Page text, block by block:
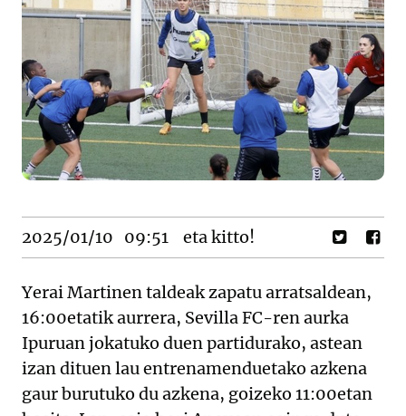
2025/01/10 09:51 eta kitto!
Yerai Martinen taldeak zapatu arratsaldean,
16:00etatik aurrera, Sevilla FC-ren aurka
Ipuruan jokatuko duen partidurako, astean
izan dituen lau entrenamenduetako azkena
gaur burutuko du azkena, goizeko 11:00etan